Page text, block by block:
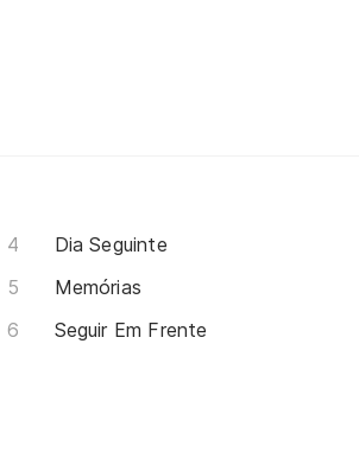
Dia Seguinte
Memórias
Seguir Em Frente